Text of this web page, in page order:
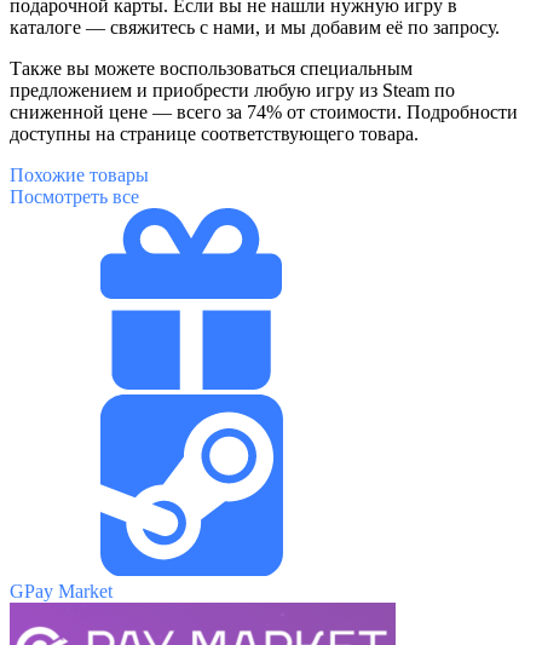
подарочной карты. Если вы не нашли нужную игру в
каталоге — свяжитесь с нами, и мы добавим её по запросу.
Также вы можете воспользоваться специальным
предложением и приобрести любую игру из Steam по
сниженной цене — всего за 74% от стоимости. Подробности
доступны на странице соответствующего товара.
Похожие товары
Посмотреть все
GPay Market